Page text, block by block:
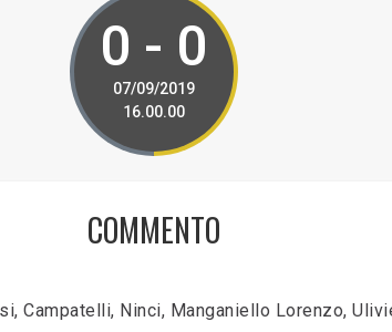
0 - 0
07/09/2019
16.00.00
COMMENTO
Campatelli, Ninci, Manganiello Lorenzo,